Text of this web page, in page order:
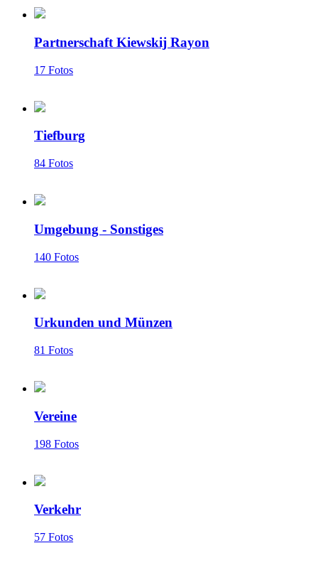
Partnerschaft Kiewskij Rayon
17 Fotos
Tiefburg
84 Fotos
Umgebung - Sonstiges
140 Fotos
Urkunden und Münzen
81 Fotos
Vereine
198 Fotos
Verkehr
57 Fotos